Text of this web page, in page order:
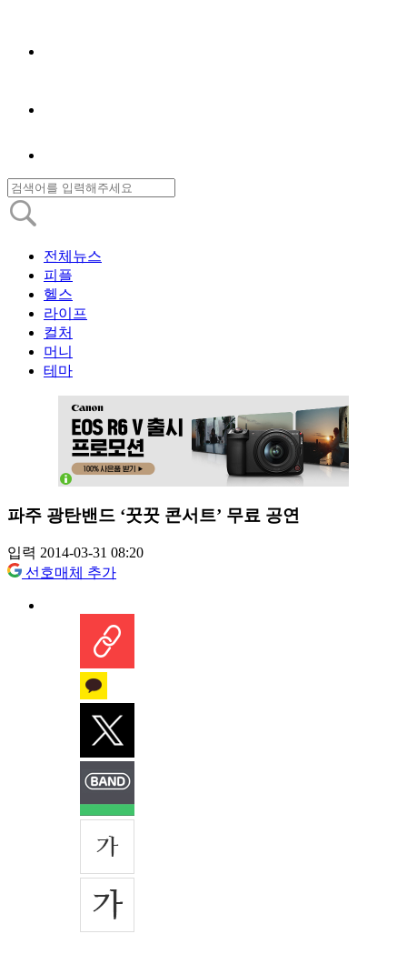
전체뉴스
피플
헬스
라이프
컬처
머니
테마
파주 광탄밴드 ‘꿋꿋 콘서트’ 무료 공연
입력 2014-03-31 08:20
선호매체 추가